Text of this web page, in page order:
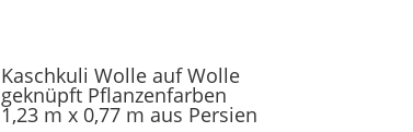
Kaschkuli Wolle auf Wolle
geknüpft Pflanzenfarben
1,23 m x 0,77 m aus Persien